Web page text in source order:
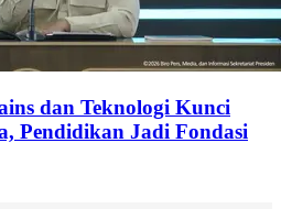
dan Teknologi Kunci
Pendidikan Jadi Fondasi